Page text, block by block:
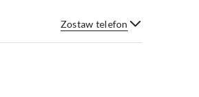
Zostaw telefon
Wyślij